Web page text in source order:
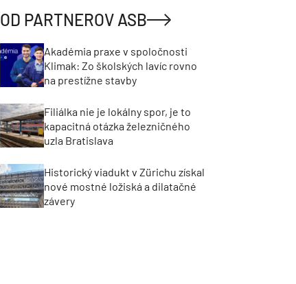
OD PARTNEROV ASB
Akadémia praxe v spoločnosti
Klimak: Zo školských lavíc rovno
na prestížne stavby
Filiálka nie je lokálny spor, je to
kapacitná otázka železničného
uzla Bratislava
Historický viadukt v Zürichu získal
nové mostné ložiská a dilatačné
závery